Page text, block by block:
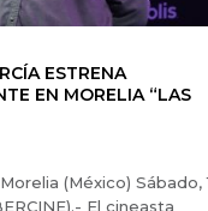
ESTRENA
EN MORELIA “LAS
(México) Sábado,
El cineasta